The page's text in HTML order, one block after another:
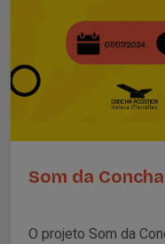
Som da Concha
O projeto Som da